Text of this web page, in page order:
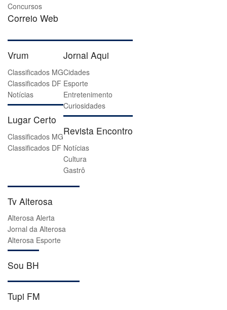
Concursos
Correio Web
Vrum
Classificados MG
Classificados DF
Notícias
Lugar Certo
Classificados MG
Classificados DF
Jornal Aqui
Cidades
Esporte
Entretenimento
Curiosidades
Revista Encontro
Notícias
Cultura
Gastrô
Tv Alterosa
Alterosa Alerta
Jornal da Alterosa
Alterosa Esporte
Sou BH
Tupi FM